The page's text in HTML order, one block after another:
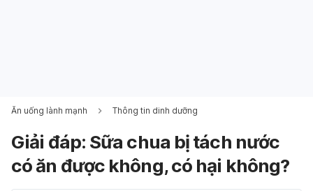
Ăn uống lành mạnh Thông tin dinh dưỡng
Giải đáp: Sữa chua bị tách nước
có ăn được không, có hại không?